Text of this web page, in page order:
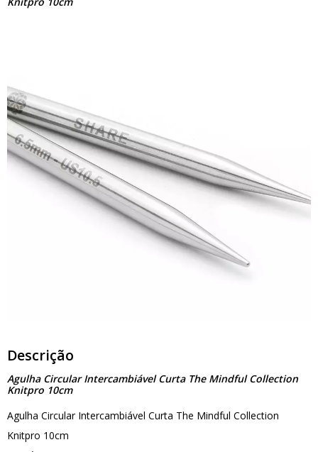
Descrição
Agulha Circular Intercambiável Curta The Mindful Collection
Knitpro 10cm
Agulha Circular Intercambiável Curta The Mindful Collection
Knitpro 10cm